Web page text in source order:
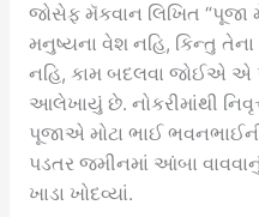
જોસેફ મૅકવાન લિખિત “પૂજા
મનુષ્યના વેશ નહિ, કિન્તુ
નહિ, કામ બદલવા જોઈએ એ
આલેખાયું છે. નોકરીમાંથી
પૂજાએ મોટા ભાઈ
પડતર જમીનમાં આંબા
ખાડા ખોદવ્યાં.